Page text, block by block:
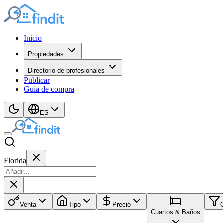
Inicio
Propiedades
Directorio de profesionales
Publicar
Guía de compra
ES
Florida
Venta Tipo
Precio
Cuartos & Baños